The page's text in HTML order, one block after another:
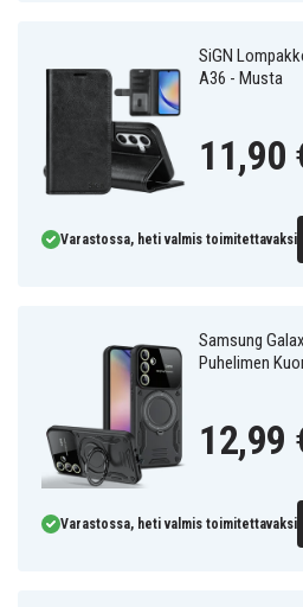
SiGN
A36 - Musta
11,90
Varastossa, heti valmis toimitettavaksi
Samsung
Puhelimen
12,99
Varastossa, heti valmis toimitettavaksi